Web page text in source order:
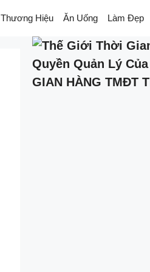
Thương Hiệu Ăn Uống Làm Đẹp
GIAN HÀNG TMĐT